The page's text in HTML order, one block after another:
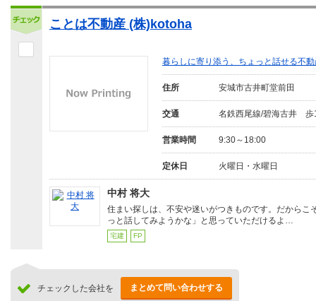
ことは不動産 (株)kotoha
暮らしに寄り添う、ちょっと話せる不
住所 安城市古井町堂前田
交通 名鉄西尾線/碧海古井 歩
営業時間 9:30～18:00
定休日 火曜日・水曜日
中村 将大
住まい探しは、不安や迷いがつきものです。だからこ
っと話してみようかな」と思っていただけるよ…
宅建 FP
チェックした会社を まとめて問い合わせする